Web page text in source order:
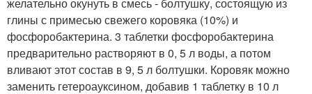
желательно окунуть в смесь - болтушку, состоящую из
глины с примесью свежего коровяка (10%) и
фосфоробактерина. 3 таблетки фосфоробактерина
предварительно растворяют в 0, 5 л воды, а потом
вливают этот состав в 9, 5 л болтушки. Коровяк можно
заменить гетероауксином, добавив 1 таблетку в 10 л